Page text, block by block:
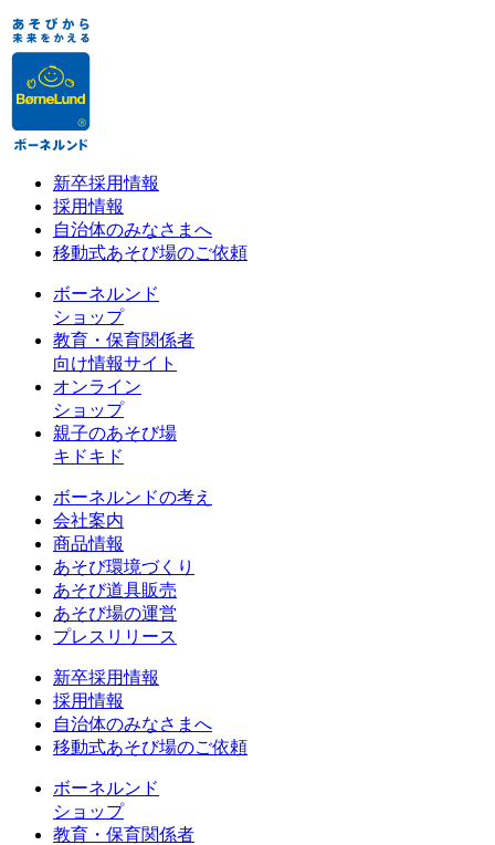
新卒採用情報
採用情報
自治体のみなさまへ
移動式あそび場のご依頼
ボーネルンド
ショップ
教育・保育関係者
向け情報サイト
オンライン
ショップ
親子のあそび場
キドキド
ボーネルンドの考え
会社案内
商品情報
あそび環境づくり
あそび道具販売
あそび場の運営
プレスリリース
新卒採用情報
採用情報
自治体のみなさまへ
移動式あそび場のご依頼
ボーネルンド
ショップ
教育・保育関係者